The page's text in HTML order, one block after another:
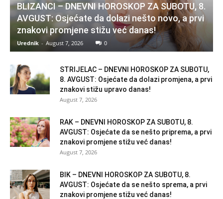
BLIZANCI – DNEVNI HOROSKOP ZA SUBOTU, 8.
AVGUST: Osjećate da dolazi nešto novo, a prvi
znakovi promjene stižu već danas!
Urednik - August 7, 2026 0
STRIJELAC – DNEVNI HOROSKOP ZA SUBOTU,
8. AVGUST: Osjećate da dolazi promjena, a prvi
znakovi stižu upravo danas!
August 7, 2026
RAK – DNEVNI HOROSKOP ZA SUBOTU, 8.
AVGUST: Osjećate da se nešto priprema, a prvi
znakovi promjene stižu već danas!
August 7, 2026
BIK – DNEVNI HOROSKOP ZA SUBOTU, 8.
AVGUST: Osjećate da se nešto sprema, a prvi
znakovi promjene stižu već danas!